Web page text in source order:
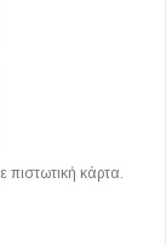
πιστωτική κάρτα.